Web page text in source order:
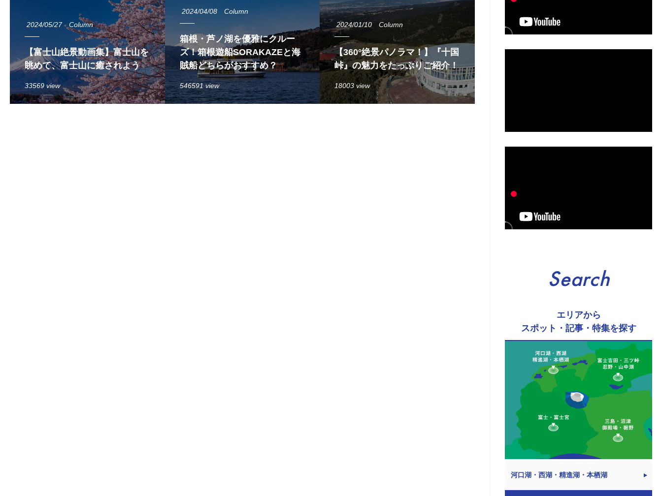
2024/05/27 Column
【富士山絶景動画集】富士山を
眺めて、富士山に癒されよう
33569 view
2024/04/08 Column
箱根・芦ノ湖を優雅にクルー
ズ！箱根遊船SORAKAZEと海
賊船どちらがおすすめ？
546591 view
2024/01/10 Column
【360°絶景パノラマ！】『十国
峠』の魅力をたっぷりご紹介！
18003 view
Search
エリアから
スポット・記事・特集を探す
河口湖・西湖・精進湖・本栖湖